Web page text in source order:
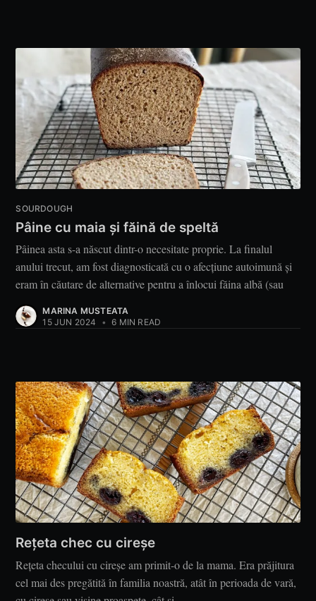
SOURDOUGH
Pâine cu maia și făină de speltă
Pâinea asta s-a născut dintr-o necesitate proprie. La finalul
anului trecut, am fost diagnosticată cu o afecțiune autoimună și
eram în căutare de alternative pentru a înlocui făina albă (sau
MARINA MUSTEATA
15 JUN 2024
• 6 MIN READ
Rețeta chec cu cireșe
Rețeta checului cu cireșe am primit-o de la mama. Era prăjitura
cel mai des pregătită în familia noastră, atât în perioada de vară,